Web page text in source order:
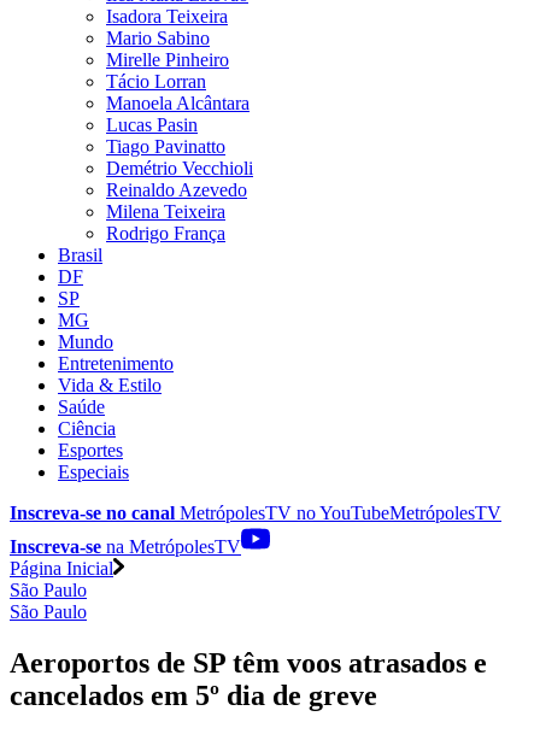
Isadora Teixeira
Mario Sabino
Mirelle Pinheiro
Tácio Lorran
Manoela Alcântara
Lucas Pasin
Tiago Pavinatto
Demétrio Vecchioli
Reinaldo Azevedo
Milena Teixeira
Rodrigo França
Brasil
DF
SP
MG
Mundo
Entretenimento
Vida & Estilo
Saúde
Ciência
Esportes
Especiais
Inscreva-se no canal MetrópolesTV noYouTubeMetrópolesTV
Inscreva-se na MetrópolesTV
Página Inicial
São Paulo
São Paulo
Aeroportos de SP têm voos atrasados e
cancelados em 5º dia de greve